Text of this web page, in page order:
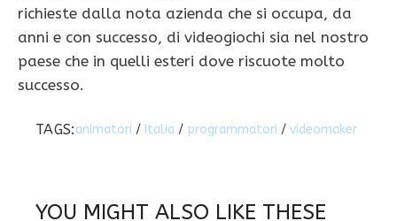
richieste dalla nota azienda che si occupa, da
anni e con successo, di videogiochi sia nel nostro
paese che in quelli esteri dove riscuote molto
successo.
TAGS:animatori / Italia/ programmatori / videomaker
YOU MIGHT ALSO LIKE THESE